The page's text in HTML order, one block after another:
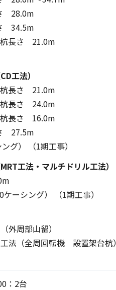
28.0m
34.5m
長さ 21.0m
工法）
長さ 21.0m
長さ 24.0m
長さ 16.0m
27.5m
） （1期工事）
工法・マルチドリル工法）
ーシング） （1期工事）
外周部山留）
法（全周回転機 設置架台杭）
：2台